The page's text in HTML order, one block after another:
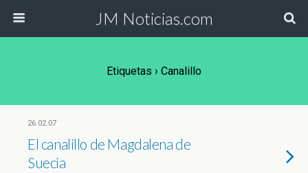
JM Noticias.com
Etiquetas › Canalillo
26.02.07
El canalillo de Magdalena de
Suecia